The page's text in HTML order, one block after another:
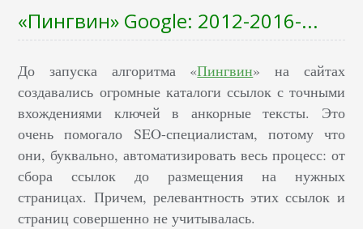
«Пингвин» Google: 2012-2016-...
До запуска алгоритма «Пингвин» на сайтах
создавались огромные каталоги ссылок с точными
вхождениями ключей в анкорные тексты. Это
очень помогало SEO-специалистам, потому что
они, буквально, автоматизировать весь процесс: от
сбора ссылок до размещения на нужных
страницах. Причем, релевантность этих ссылок и
страниц совершенно не учитывалась.